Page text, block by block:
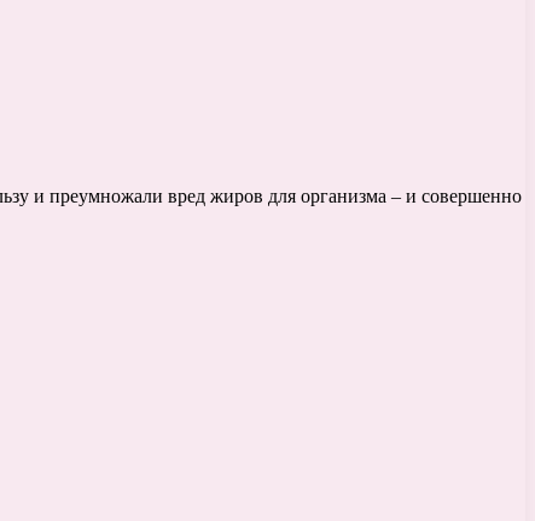
и преумножали вред жиров для организма – и совершенно